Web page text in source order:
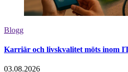
Blogg
Karriär och livskvalitet möts inom
03.08.2026